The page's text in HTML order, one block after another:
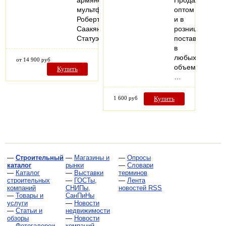
мультфильма
Роберта
Саакянца.
Статуэтка…
от 14 900 руб
Купить
оптом
и в
розницу,
поставки
в
любых
объемах.
1 600 руб Купить
— Строительный
каталог
— Каталог
строительных
компаний
— Товары и
услуги
— Статьи и
обзоры
— Магазины и
рынки
— Выставки
— ГОСТы,
СНИПы,
СанПиНы
— Новости
недвижимости
— Новости
— Опросы
— Словари
терминов
— Лента
новостей RSS